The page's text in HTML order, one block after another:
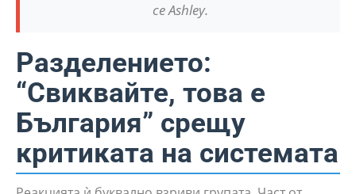
се Ashley.
Разделението:
“Свиквайте, това е
България” срещу
критиката на системата